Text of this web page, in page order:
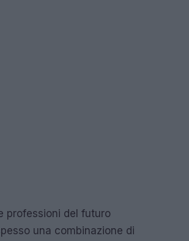
professioni del futuro
una combinazione di